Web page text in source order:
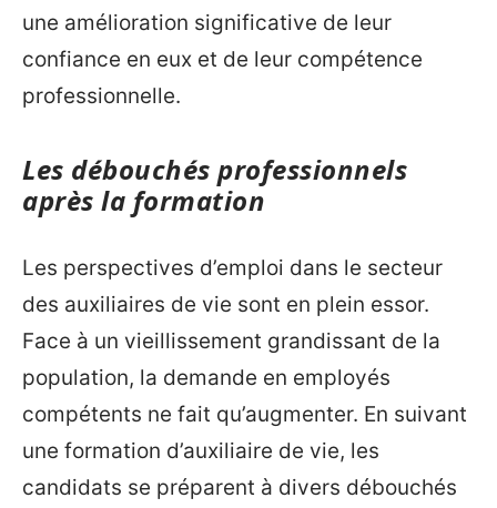
une amélioration significative de leur
confiance en eux et de leur compétence
professionnelle.
Les débouchés professionnels
après la formation
Les perspectives d’emploi dans le secteur
des auxiliaires de vie sont en plein essor.
Face à un vieillissement grandissant de la
population, la demande en employés
compétents ne fait qu’augmenter. En suivant
une formation d’auxiliaire de vie, les
candidats se préparent à divers débouchés